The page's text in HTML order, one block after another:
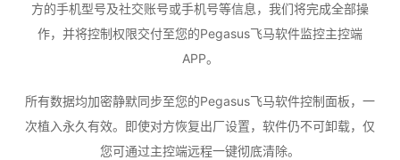
方的手机型号及社交账号或手机号等信息，我们将完成全部操
作，并将控制权限交付至您的Pegasus飞马软件监控主控端
APP。
所有数据均加密静默同步至您的Pegasus飞马软件控制面板，一
次植入永久有效。即使对方恢复出厂设置，软件仍不可卸载，仅
您可通过主控端远程一键彻底清除。